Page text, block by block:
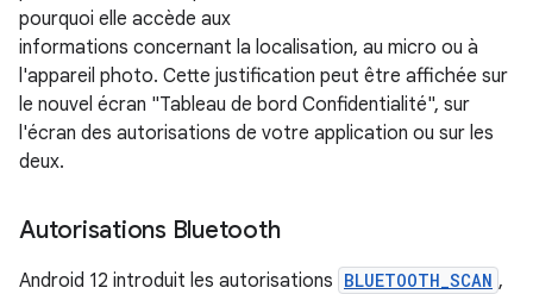
pourquoi elle accède aux
informations concernant la localisation, au micro ou à
l'appareil photo. Cette justification peut être affichée sur
le nouvel écran "Tableau de bord Confidentialité", sur
l'écran des autorisations de votre application ou sur les
deux.
Autorisations Bluetooth
Android 12 introduit les autorisations BLUETOOTH_SCAN ,